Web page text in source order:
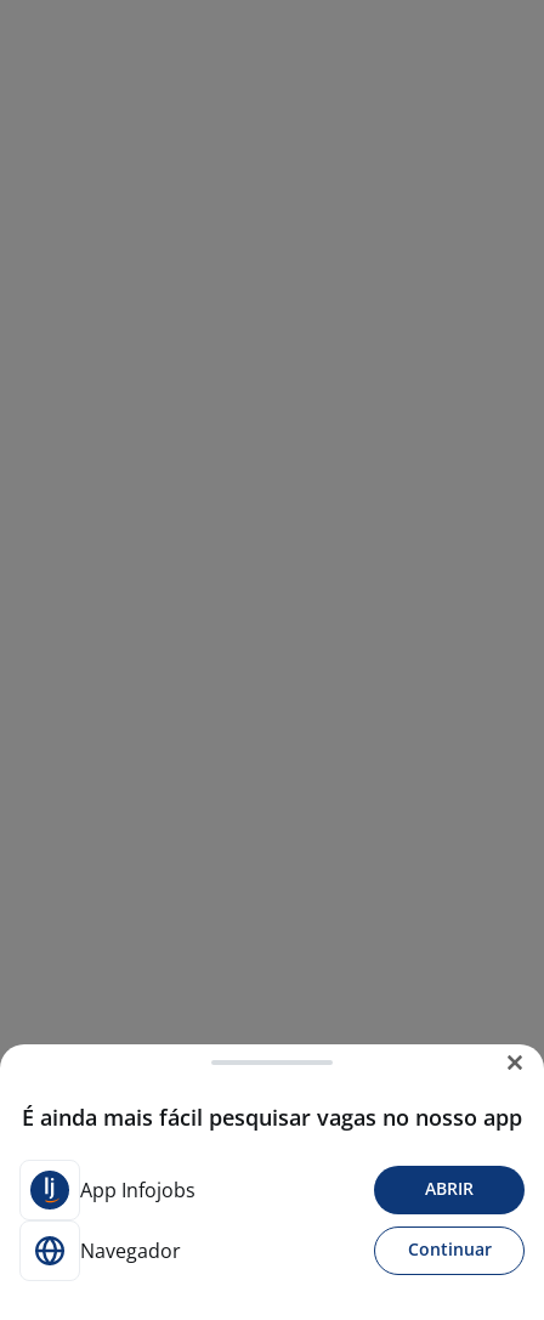
É ainda mais fácil pesquisar vagas no nosso app
App Infojobs ABRIR
Navegador Continuar